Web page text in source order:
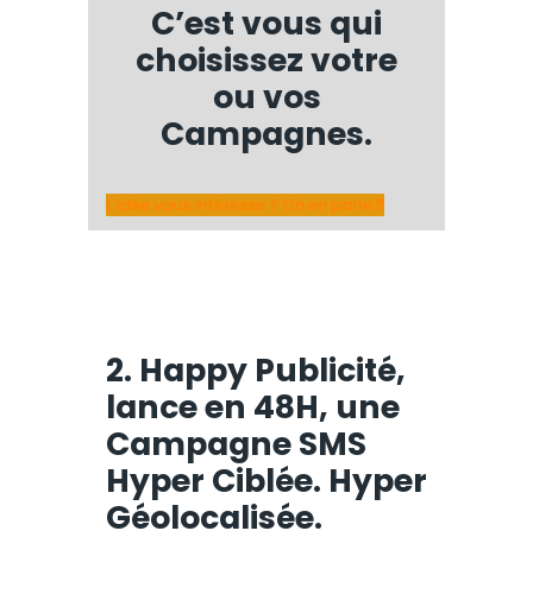
C’est vous qui
choisissez votre
ou vos
Campagnes.
L'idée vous intéresse ? On en parle ?
2. Happy Publicité,
lance en 48H, une
Campagne SMS
Hyper Ciblée. Hyper
Géolocalisée.